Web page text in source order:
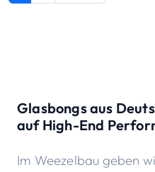
Glasbongs aus
auf High-End
Im Weezelbau geben